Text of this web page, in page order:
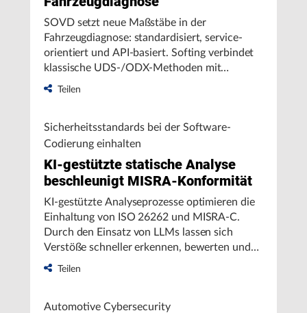
SOVD setzt neue Maßstäbe in der
Fahrzeugdiagnose: standardisiert, service-
orientiert und API-basiert. Softing verbindet
klassische UDS-/ODX-Methoden mit
moderner REST-Architektur – für
Teilen
Sicherheitsstandards bei der Software-
Codierung einhalten
KI-gestützte statische Analyse
beschleunigt MISRA-Konformität
KI-gestützte Analyseprozesse optimieren die
Einhaltung von ISO 26262 und MISRA-C.
Durch den Einsatz von LLMs lassen sich
Verstöße schneller erkennen, bewerten und
beheben – mit reduzierten Fehlalarmen und
Teilen
Automotive Cybersecurity